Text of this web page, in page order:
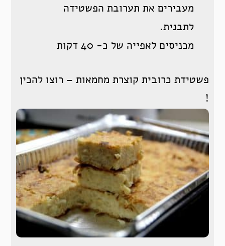
מעבירים את תערובת הפשטידה
לתבנית.
מכניסים לאפייה של כ- 40 דקות
פשטידת כרובית קוצרת מחמאות – רוצו להכין
!